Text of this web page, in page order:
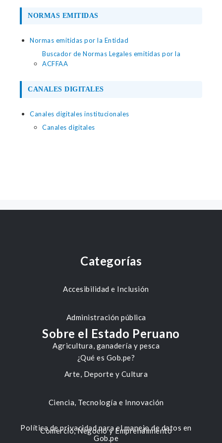
NORMAS EMITIDAS
Normas emitidas por la Entidad
Buscador de Normas Legales emitidas por la
ACFFAA
CANALES DIGITALES
Canales digitales institucionales
Canales digitales
Categorías
Accesibilidad e Inclusión
Administración pública
Agricultura, ganadería y pesca
Arte, Deporte y Cultura
Ciencia, Tecnología e Innovación
Comercio, Negocio y Emprendimiento
Sobre el Estado Peruano
¿Qué es Gob.pe?
Política de privacidad para el manejo de datos en
Gob.pe